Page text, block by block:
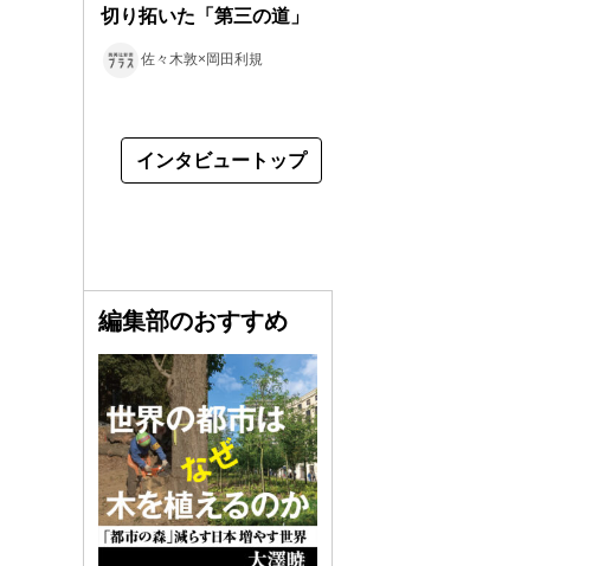
切り拓いた「第三の道」
佐々木敦×岡田利規
インタビュートップ
編集部のおすすめ